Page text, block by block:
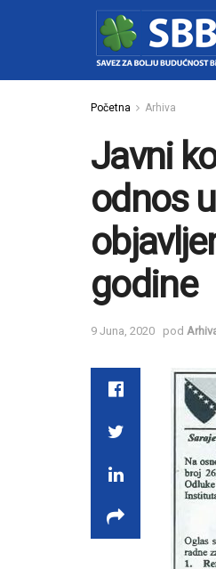
Početna Arhiva
Javni
odnos
godine
9 Juna, 2020 pod